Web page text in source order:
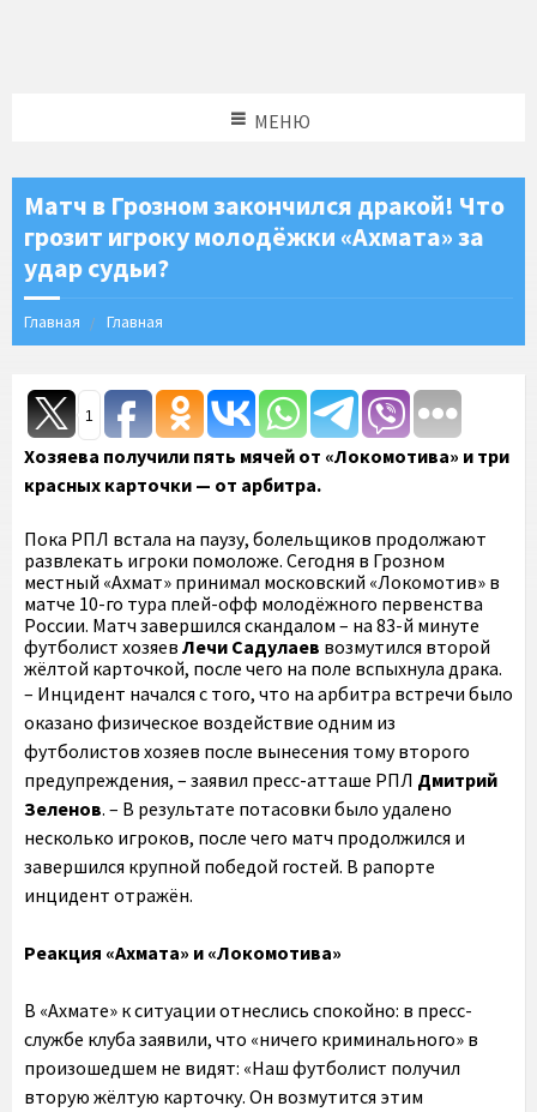
МЕНЮ
Матч в Грозном закончился дракой! Что
грозит игроку молодёжки «Ахмата» за
удар судьи?
Главная Главная
1
Хозяева получили пять мячей от «Локомотива» и три
красных карточки — от арбитра.
Пока РПЛ встала на паузу, болельщиков продолжают
развлекать игроки помоложе. Сегодня в Грозном
местный «Ахмат» принимал московский «Локомотив» в
матче 10-го тура плей-офф молодёжного первенства
России. Матч завершился скандалом – на 83-й минуте
футболист хозяев Лечи Садулаев возмутился второй
жёлтой карточкой, после чего на поле вспыхнула драка.
– Инцидент начался с того, что на арбитра встречи было
оказано физическое воздействие одним из
футболистов хозяев после вынесения тому второго
предупреждения, – заявил пресс-атташе РПЛ Дмитрий
Зеленов. – В результате потасовки было удалено
несколько игроков, после чего матч продолжился и
завершился крупной победой гостей. В рапорте
инцидент отражён.
Реакция «Ахмата» и «Локомотива»
В «Ахмате» к ситуации отнеслись спокойно: в пресс-
службе клуба заявили, что «ничего криминального» в
произошедшем не видят: «Наш футболист получил
вторую жёлтую карточку. Он возмутится этим